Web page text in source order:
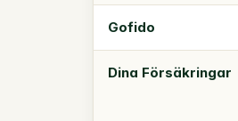
Gofido
Dina Försäkringar